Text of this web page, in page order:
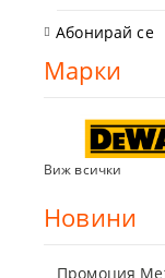
Абонирай се
Марки
Виж всички
Новини
Промоция